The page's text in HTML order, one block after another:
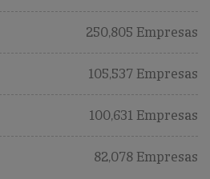
250,805 Empresas
105,537 Empresas
100,631 Empresas
82,078 Empresas